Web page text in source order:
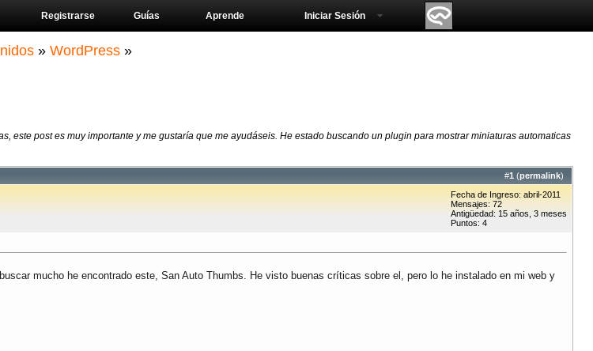
Aprende
Guías
Registrarse Iniciar Sesión
» WordPress »
este post es muy importante y me gustaría que me ayudáseis. He estado buscando un plugin para mostrar miniaturas automaticas
#1 (permalink)
Fecha de Ingreso: abril-2011
Mensajes: 72
Antigüedad: 15 años, 3 meses
Puntos: 4
mucho he encontrado este, San Auto Thumbs. He visto buenas críticas sobre el, pero lo he instalado en mi web y